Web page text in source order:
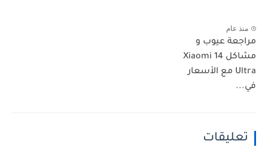
منذ عام
مراجعة عيوب و
مشاكل Xiaomi 14
Ultra مع الأسعار
في...
تعليقات